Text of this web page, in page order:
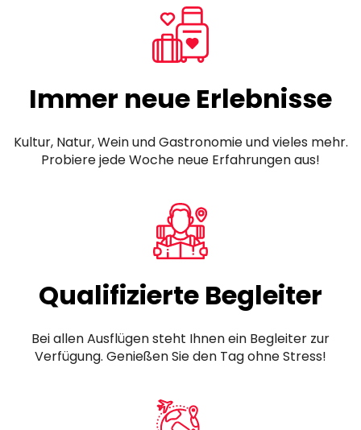
Immer neue Erlebnisse
Kultur, Natur, Wein und Gastronomie und vieles mehr.
Probiere jede Woche neue Erfahrungen aus!
Qualifizierte Begleiter
Bei allen Ausflügen steht Ihnen ein Begleiter zur
Verfügung. Genießen Sie den Tag ohne Stress!